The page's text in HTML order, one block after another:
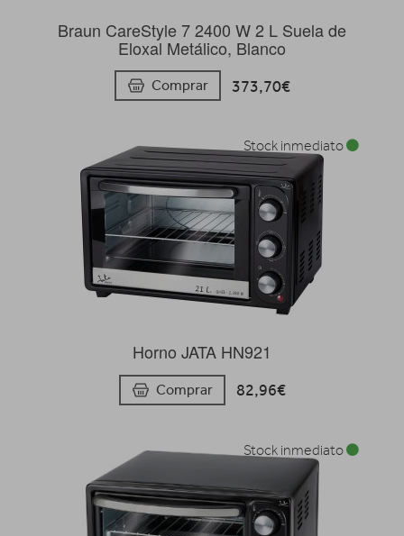
Braun CareStyle 7 2400 W 2 L Suela de
Eloxal Metálico, Blanco
Comprar 373,70€
Horno JATA HN921
Comprar 82,96€
Stock inmediato
Stock inmediato